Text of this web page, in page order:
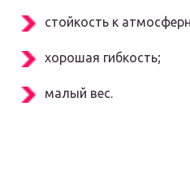
стойкость к
хорошая гибкость;
малый вес.